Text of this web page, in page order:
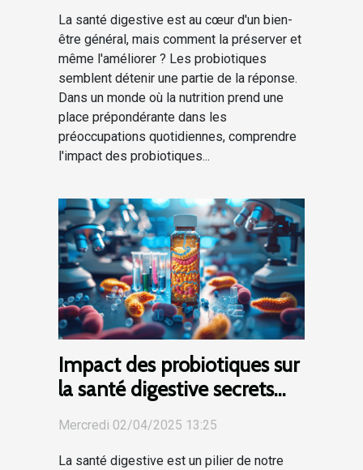
La santé digestive est au cœur d'un bien-
être général, mais comment la préserver et
même l'améliorer ? Les probiotiques
semblent détenir une partie de la réponse.
Dans un monde où la nutrition prend une
place prépondérante dans les
préoccupations quotidiennes, comprendre
l'impact des probiotiques...
Impact des probiotiques sur
la santé digestive secrets
équilibrée
Mercredi 02/04/2025 13:25
La santé digestive est un pilier de notre